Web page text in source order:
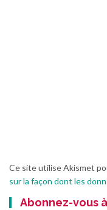
Ce site utilise Akismet
sur la façon dont les
Abonnez-vous